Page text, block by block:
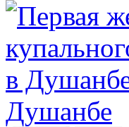
Душанбе